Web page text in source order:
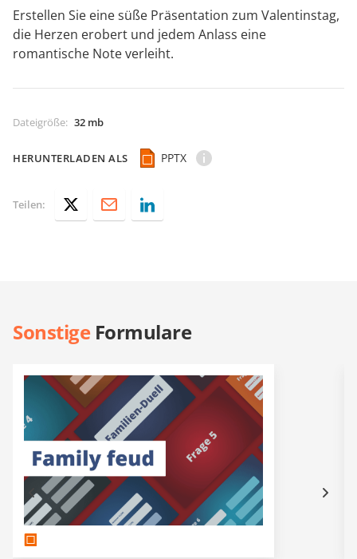
Erstellen Sie eine süße Präsentation zum Valentinstag,
die Herzen erobert und jedem Anlass eine
romantische Note verleiht.
Dateigröße: 32 mb
HERUNTERLADEN ALS PPTX
Teilen:
SonstigeFormulare